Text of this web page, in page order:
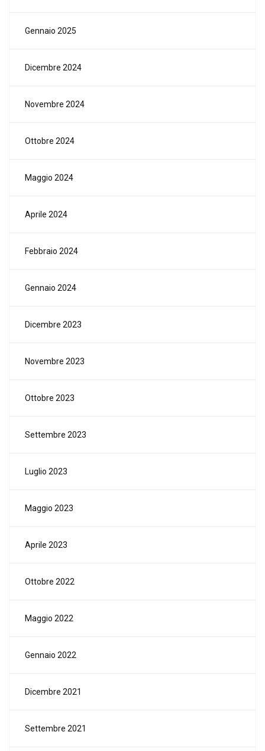
Gennaio 2025
Dicembre 2024
Novembre 2024
Ottobre 2024
Maggio 2024
Aprile 2024
Febbraio 2024
Gennaio 2024
Dicembre 2023
Novembre 2023
Ottobre 2023
Settembre 2023
Luglio 2023
Maggio 2023
Aprile 2023
Ottobre 2022
Maggio 2022
Gennaio 2022
Dicembre 2021
Settembre 2021